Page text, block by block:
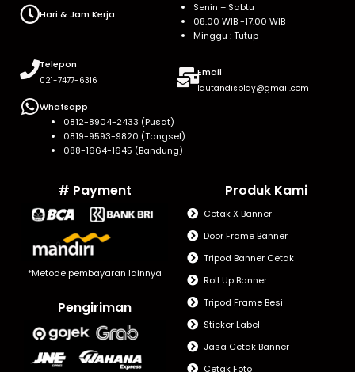
Hari & Jam Kerja
Senin – Sabtu
08.00 WIB -17.00 WIB
Minggu : Tutup
Telepon
021-7477-6316
Email
lautandisplay@gmail.com
Whatsapp
0812-8904-2433 (Pusat)
0819-9593-9820 (Tangsel)
088-1664-1645 (Bandung)
# Payment
*Metode pembayaran lainnya
Pengiriman
Produk Kami
Cetak X Banner
Door Frame Banner
Tripod Banner Cetak
Roll Up Banner
Tripod Frame Besi
Sticker Label
Jasa Cetak Banner
Cetak Foto